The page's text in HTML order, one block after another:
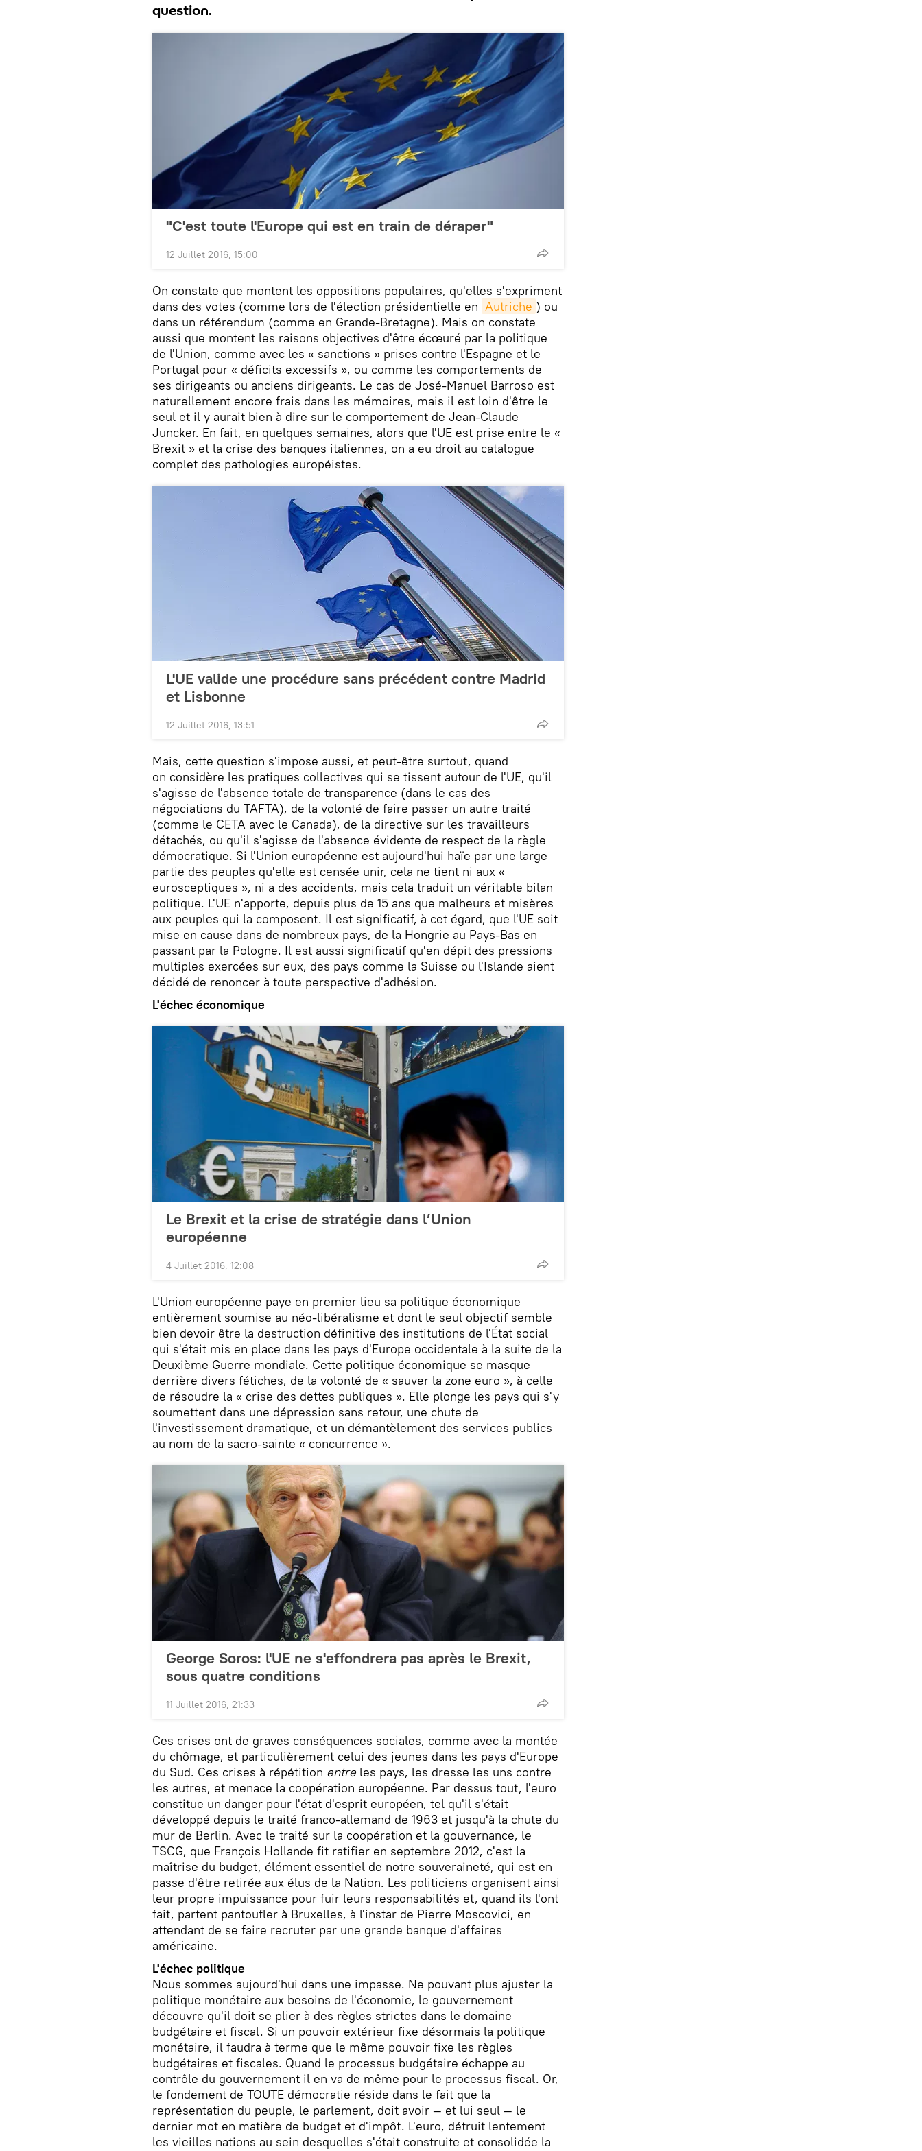
question.
"C'est toute l'Europe qui est en train de déraper"
12 Juillet 2016, 15:00
On constate que montent les oppositions populaires, qu'elles s'expriment
dans des votes (comme lors de l'élection présidentielle en Autriche ) ou
dans un référendum (comme en Grande-Bretagne). Mais on constate
aussi que montent les raisons objectives d'être écœuré par la politique
de l'Union, comme avec les « sanctions » prises contre l'Espagne et le
Portugal pour « déficits excessifs », ou comme les comportements de
ses dirigeants ou anciens dirigeants. Le cas de José-Manuel Barroso est
naturellement encore frais dans les mémoires, mais il est loin d'être le
seul et il y aurait bien à dire sur le comportement de Jean-Claude
Juncker. En fait, en quelques semaines, alors que l'UE est prise entre le «
Brexit » et la crise des banques italiennes, on a eu droit au catalogue
complet des pathologies européistes.
L'UE valide une procédure sans précédent contre Madrid
et Lisbonne
12 Juillet 2016, 13:51
Mais, cette question s'impose aussi, et peut-être surtout, quand
on considère les pratiques collectives qui se tissent autour de l'UE, qu'il
s'agisse de l'absence totale de transparence (dans le cas des
négociations du TAFTA), de la volonté de faire passer un autre traité
(comme le CETA avec le Canada), de la directive sur les travailleurs
détachés, ou qu'il s'agisse de l'absence évidente de respect de la règle
démocratique. Si l'Union européenne est aujourd'hui haïe par une large
partie des peuples qu'elle est censée unir, cela ne tient ni aux «
eurosceptiques », ni a des accidents, mais cela traduit un véritable bilan
politique. L'UE n'apporte, depuis plus de 15 ans que malheurs et misères
aux peuples qui la composent. Il est significatif, à cet égard, que l'UE soit
mise en cause dans de nombreux pays, de la Hongrie au Pays-Bas en
passant par la Pologne. Il est aussi significatif qu'en dépit des pressions
multiples exercées sur eux, des pays comme la Suisse ou l'Islande aient
décidé de renoncer à toute perspective d'adhésion.
L'échec économique
Le Brexit et la crise de stratégie dans l’Union
européenne
4 Juillet 2016, 12:08
L'Union européenne paye en premier lieu sa politique économique
entièrement soumise au néo-libéralisme et dont le seul objectif semble
bien devoir être la destruction définitive des institutions de l'État social
qui s'était mis en place dans les pays d'Europe occidentale à la suite de la
Deuxième Guerre mondiale. Cette politique économique se masque
derrière divers fétiches, de la volonté de « sauver la zone euro », à celle
de résoudre la « crise des dettes publiques ». Elle plonge les pays qui s'y
soumettent dans une dépression sans retour, une chute de
l'investissement dramatique, et un démantèlement des services publics
au nom de la sacro-sainte « concurrence ».
George Soros: l'UE ne s'effondrera pas après le Brexit,
sous quatre conditions
11 Juillet 2016, 21:33
Ces crises ont de graves conséquences sociales, comme avec la montée
du chômage, et particulièrement celui des jeunes dans les pays d'Europe
du Sud. Ces crises à répétition entreles pays, les dresse les uns contre
les autres, et menace la coopération européenne. Par dessus tout, l'euro
constitue un danger pour l'état d'esprit européen, tel qu'il s'était
développé depuis le traité franco-allemand de 1963 et jusqu'à la chute du
mur de Berlin. Avec le traité sur la coopération et la gouvernance, le
TSCG, que François Hollande fit ratifier en septembre 2012, c'est la
maîtrise du budget, élément essentiel de notre souveraineté, qui est en
passe d'être retirée aux élus de la Nation. Les politiciens organisent ainsi
leur propre impuissance pour fuir leurs responsabilités et, quand ils l'ont
fait, partent pantoufler à Bruxelles, à l'instar de Pierre Moscovici, en
attendant de se faire recruter par une grande banque d'affaires
américaine.
L'échec politique
Nous sommes aujourd'hui dans une impasse. Ne pouvant plus ajuster la
politique monétaire aux besoins de l'économie, le gouvernement
découvre qu'il doit se plier à des règles strictes dans le domaine
budgétaire et fiscal. Si un pouvoir extérieur fixe désormais la politique
monétaire, il faudra à terme que le même pouvoir fixe les règles
budgétaires et fiscales. Quand le processus budgétaire échappe au
contrôle du gouvernement il en va de même pour le processus fiscal. Or,
le fondement de TOUTE démocratie réside dans le fait que la
représentation du peuple, le parlement, doit avoir — et lui seul — le
dernier mot en matière de budget et d'impôt. L'euro, détruit lentement
les vieilles nations au sein desquelles s'était construite et consolidée la